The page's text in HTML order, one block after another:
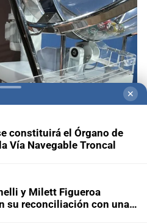
Quini 6: estos son
la educación para
✕
constituirá el Órgano de
Vía Navegable Troncal
y Milett Figueroa
su reconciliación con una